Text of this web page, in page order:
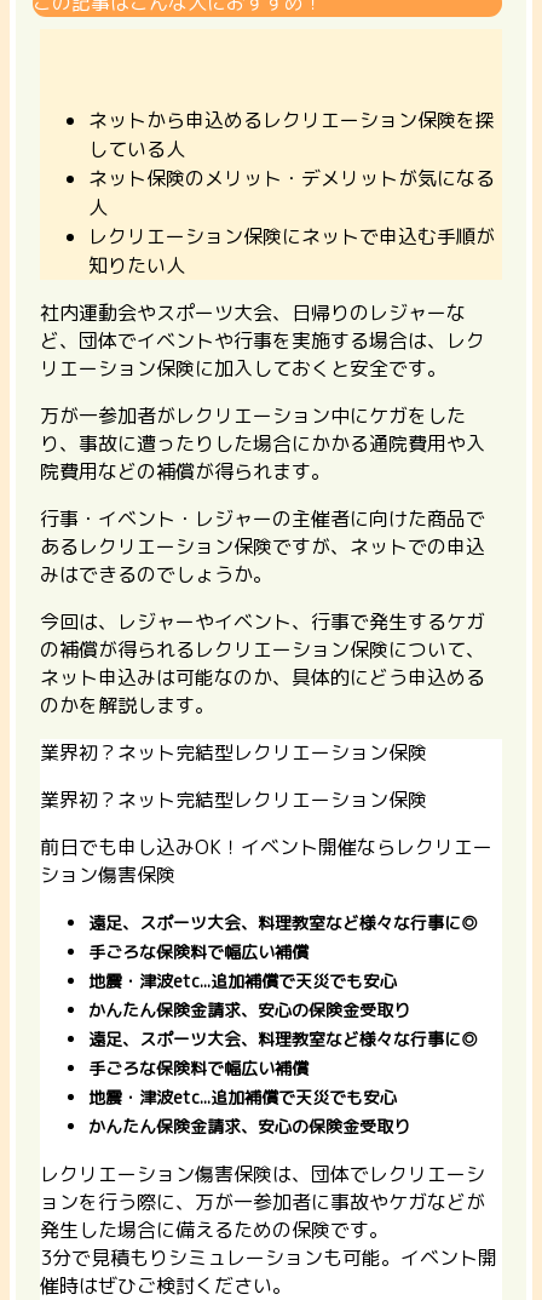
ネットから申込めるレクリエーション保険を探
している人
ネット保険のメリット・デメリットが気になる
人
レクリエーション保険にネットで申込む手順が
知りたい人
社内運動会やスポーツ大会、日帰りのレジャーな
ど、団体でイベントや行事を実施する場合は、レク
リエーション保険に加入しておくと安全です。
万が一参加者がレクリエーション中にケガをした
り、事故に遭ったりした場合にかかる通院費用や入
院費用などの補償が得られます。
行事・イベント・レジャーの主催者に向けた商品で
あるレクリエーション保険ですが、ネットでの申込
みはできるのでしょうか。
今回は、
レジャーやイベント、行事で発生するケガ
の補償が得られるレクリエーション保険について、
ネット申込みは可能なのか、具体的にどう申込める
のかを解説します。
業界初？ネット完結型レクリエーション保険
業界初？ネット完結型レクリエーション保険
前日でも申し込みOK！イベント開催ならレクリエー
ション傷害保険
遠足、スポーツ大会、料理教室など様々な行事に◎
手ごろな保険料で幅広い補償
地震・津波etc...追加補償で天災でも安心
かんたん保険金請求、安心の保険金受取り
遠足、スポーツ大会、料理教室など様々な行事に◎
手ごろな保険料で幅広い補償
地震・津波etc...追加補償で天災でも安心
かんたん保険金請求、安心の保険金受取り
レクリエーション傷害保険は、団体でレクリエーシ
ョンを行う際に、万が一参加者に事故やケガなどが
発生した場合に備えるための保険です。
3分で見積もりシミュレーションも可能。イベント開
催時はぜひご検討ください。